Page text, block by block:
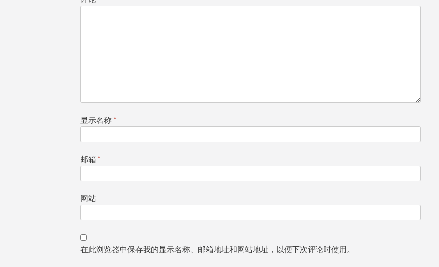
显示名称 *
邮箱 *
网站
在此浏览器中保存我的显示名称、邮箱地址和网站地址，以便下次评论时使用。